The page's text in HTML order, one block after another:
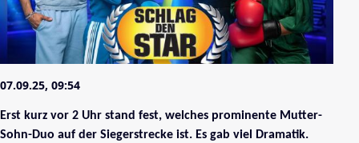
07.09.25, 09:54
Erst kurz vor 2 Uhr stand fest, welches prominente Mutter-
Sohn-Duo auf der Siegerstrecke ist. Es gab viel Dramatik.